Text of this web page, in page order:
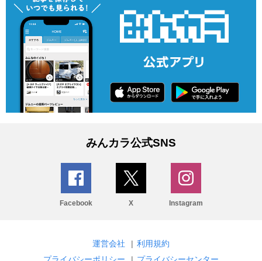
みんカラ公式SNS
Facebook X Instagram
運営会社 | 利用規約
プライバシーポリシー
| プライバシーセンター